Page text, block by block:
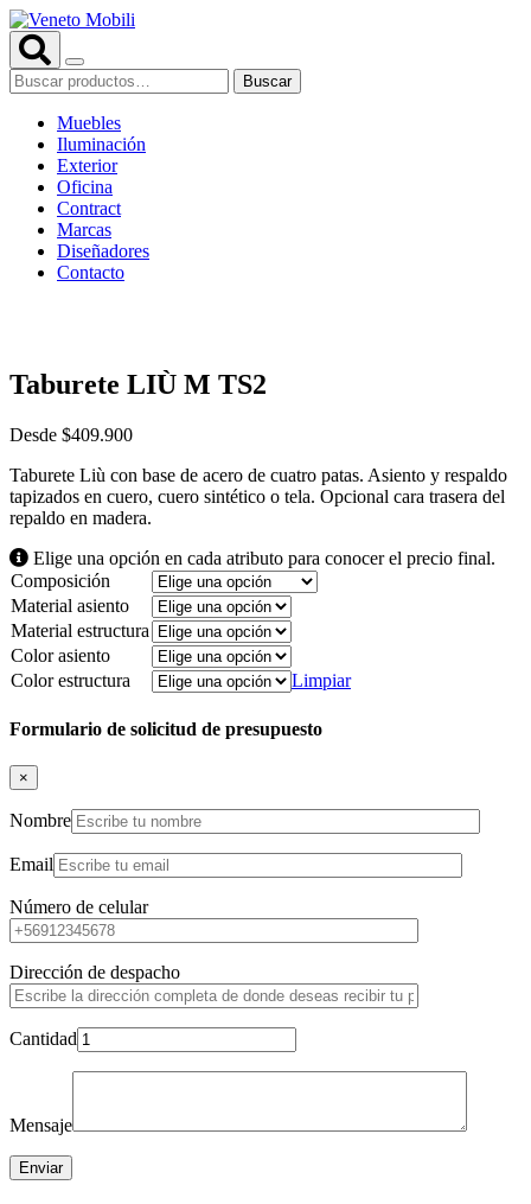
Saltar
al
contenido
Buscar
por:
Buscar
Muebles
Iluminación
Exterior
Oficina
Contract
Marcas
Diseñadores
Contacto
Taburete LIÙ M TS2
Desde $409.900
Taburete Liù con base de acero de cuatro patas. Asiento y respaldo
tapizados en cuero, cuero sintético o tela. Opcional cara trasera del
repaldo en madera.
Elige una opción en cada atributo para conocer el precio final.
Composición
Material asiento
Material estructura
Color asiento
Color estructura
Limpiar
Formulario de solicitud de presupuesto
×
Nombre
Email
Número de celular
Dirección de despacho
Cantidad
Mensaje